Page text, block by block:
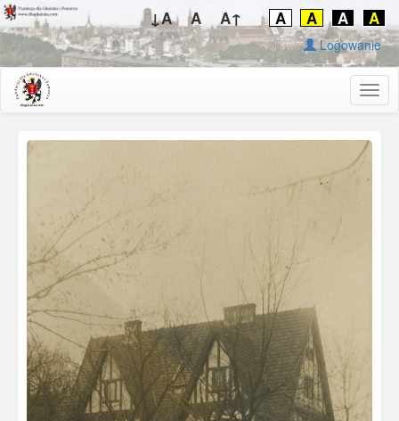
↓A A A↑ A A A A
Logowanie